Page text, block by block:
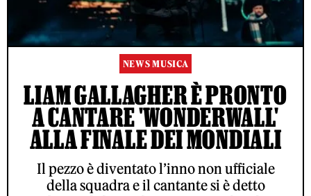
NEWS MUSICA
LIAM GALLAGHER È PRONTO
A CANTARE 'WONDERWALL'
ALLA FINALE DEI MONDIALI
Il pezzo è diventato l’inno non ufficiale
della squadra e il cantante si è detto